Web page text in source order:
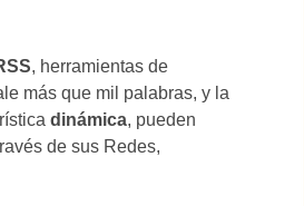
, herramientas de
más que mil palabras, y la
dinámica, pueden
de sus Redes,